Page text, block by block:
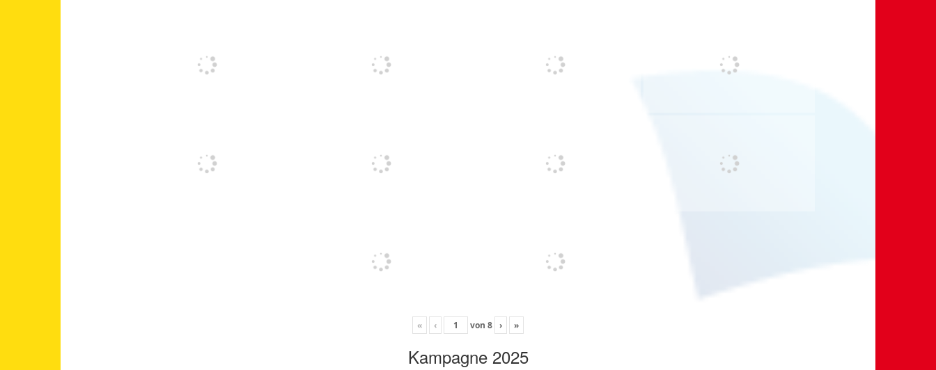
« ‹ von 8 › »
Kampagne 2025